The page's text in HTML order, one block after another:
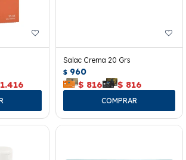
1.416
Salac Crema 20 Grs
$ 960
$ 816 $ 816